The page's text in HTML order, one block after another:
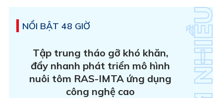
NỔI BẬT 48 GIỜ
Tập trung tháo gỡ khó khăn,
đẩy nhanh phát triển mô hình
nuôi tôm RAS-IMTA ứng dụng
công nghệ cao